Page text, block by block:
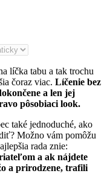
líčka tabu a tak trochu
čoraz viac. Líčenie bez
a len jej
pôsobiaci look.
také jednoduché, ako
Možno vám pomôžu
rada znie:
a ak nájdete
a prirodzene, trafili